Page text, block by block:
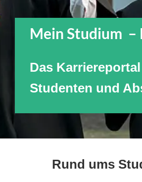
Mein Studium –
Das
Studenten und
Rund ums